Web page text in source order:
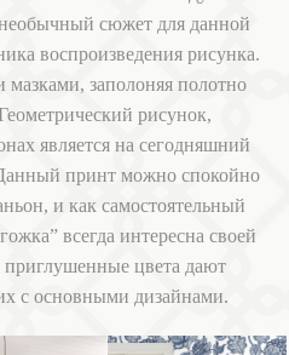
сюжет для данной
воспроизведения рисунка.
заполоняя полотно
рисунок,
является на сегодняшний
принт можно спокойно
и как самостоятельный
всегда интересна своей
цвета дают
с основными дизайнами.